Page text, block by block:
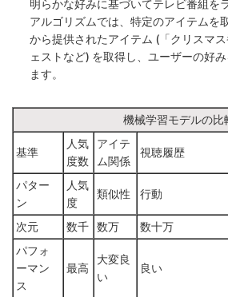
明らかな好みに基づいてテレビ番組を
アルゴリズムでは、特定のアイテムを
から提供されたアイテム (「クリスマ
ェストなど) を取得し、ユーザーの好
ます。
機械学習モデルの比
基準
人気
度数
アイテ
ム関係
視聴履歴
パター
ン
人気
度
類似性 行動
次元 数千 数万 数十万
パフォ
ーマン
ス
最高
大変良
い
良い